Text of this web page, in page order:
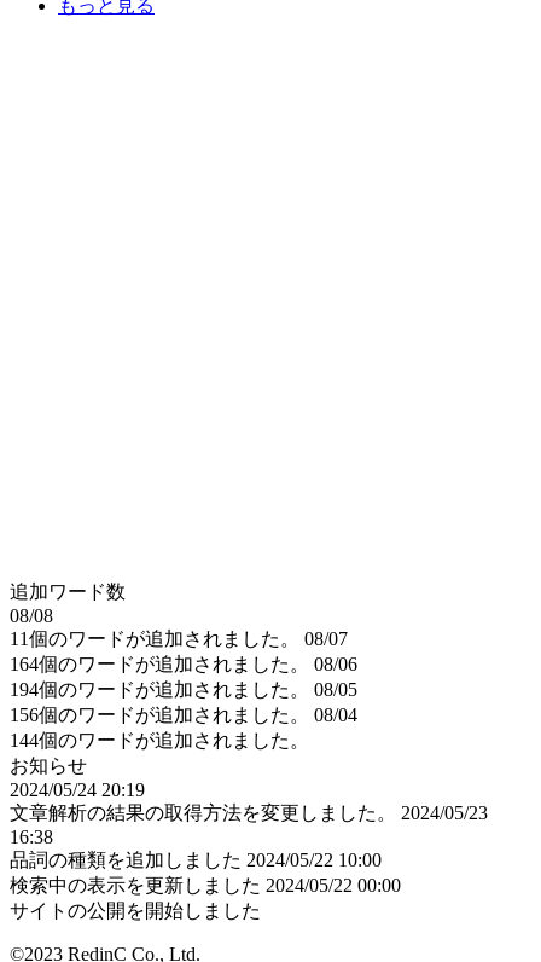
もっと見る
追加ワード数
08/08
11個のワードが追加されました。
08/07
164個のワードが追加されました。
08/06
194個のワードが追加されました。
08/05
156個のワードが追加されました。
08/04
144個のワードが追加されました。
お知らせ
2024/05/24 20:19
文章解析の結果の取得方法を変更しました。
2024/05/23
16:38
品詞の種類を追加しました 2024/05/22 10:00
検索中の表示を更新しました 2024/05/22 00:00
サイトの公開を開始しました
©2023 RedinC Co., Ltd.